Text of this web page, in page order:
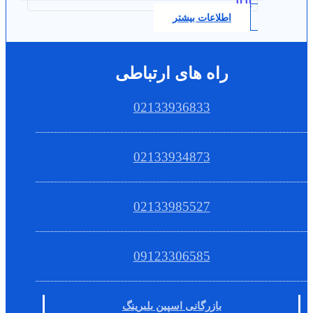
اطلاعات بیشتر
راه های ارتباطی
02133936833
02133934873
02133985527
09123306585
بازرگانی اسپین بلبرینگ